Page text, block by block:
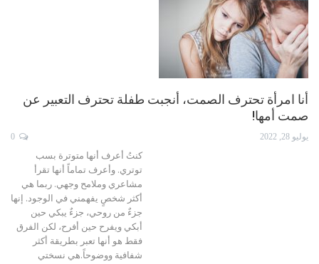
أنا امرأة تحترف الصمت، أنجبت طفلة تحترف التعبير عن
صمت أمها!
يوليو 28, 2022
كنتُ أعرف أنها متوترة بسب
توتري. وأعرف تماماً أنها تقرأ
مشاعري وملامح وجهي. ربما هي
أكثر شخصٍ يفهمني في الوجود. إنها
جزءٌ من روحي، جزءٌ يبكي حين
أبكي ويفرح حين أفرح، لكن الفرق
فقط هو أنها تعبر بطريقة أكثر
شفافية ووضوحاً.هي نسختي